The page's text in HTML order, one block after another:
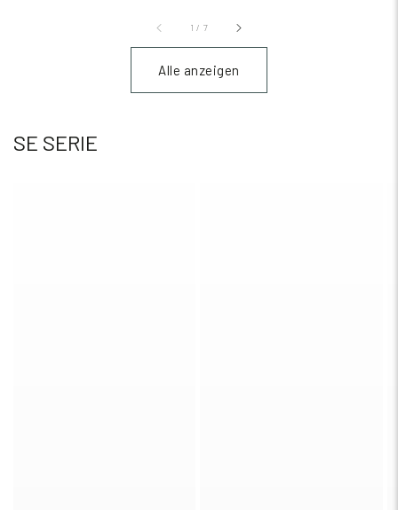
1 / 7
Alle anzeigen
SE SERIE